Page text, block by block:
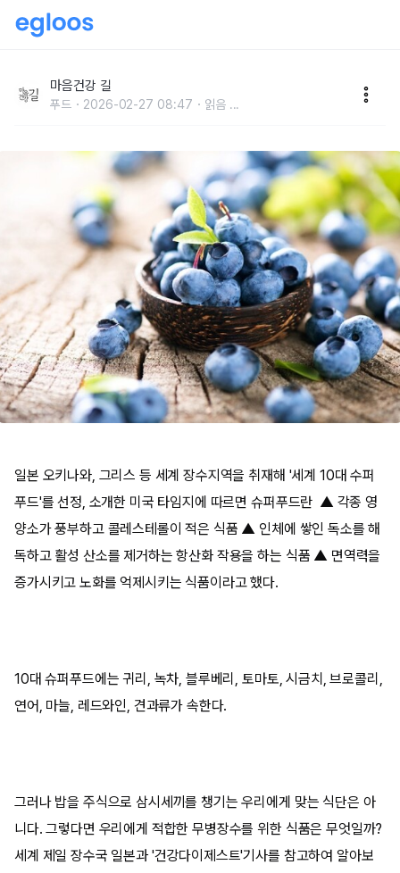
마음건강 길
푸드 2026-02-27 08:47 읽음 ...
일본 오키나와, 그리스 등 세계 장수지역을 취재해 '세계 10대 수퍼
푸드'를 선정, 소개한 미국 타임지에 따르면 슈퍼푸드란 ▲ 각종 영
양소가 풍부하고 콜레스테롤이 적은 식품 ▲ 인체에 쌓인 독소를 해
독하고 활성 산소를 제거하는 항산화 작용을 하는 식품 ▲ 면역력을
증가시키고 노화를 억제시키는 식품이라고 했다.
10대 슈퍼푸드에는 귀리, 녹차, 블루베리, 토마토, 시금치, 브로콜리,
연어, 마늘, 레드와인, 견과류가 속한다.
그러나 밥을 주식으로 삼시세끼를 챙기는 우리에게 맞는 식단은 아
니다. 그렇다면 우리에게 적합한 무병장수를 위한 식품은 무엇일까?
세계 제일 장수국 일본과 '건강다이제스트'기사를 참고하여 알아보